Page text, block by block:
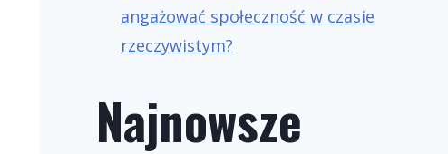
angażować społeczność w czasie
rzeczywistym?
Najnowsze